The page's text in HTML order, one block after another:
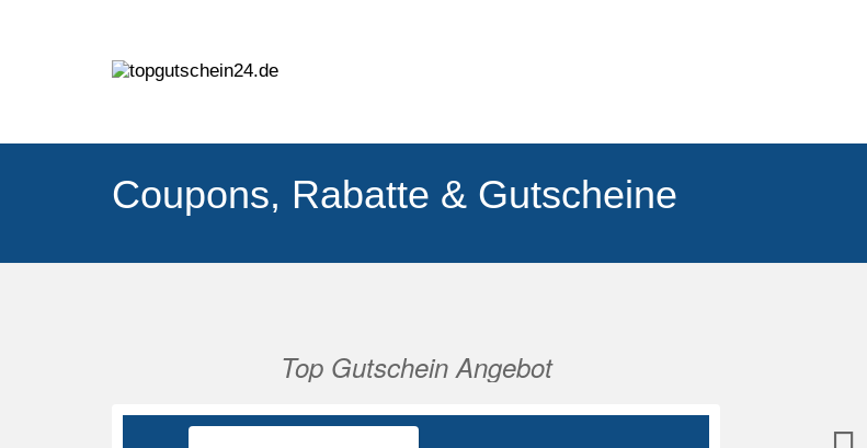
Coupons, Rabatte & Gutscheine
Top Gutschein Angebot
Vorherige